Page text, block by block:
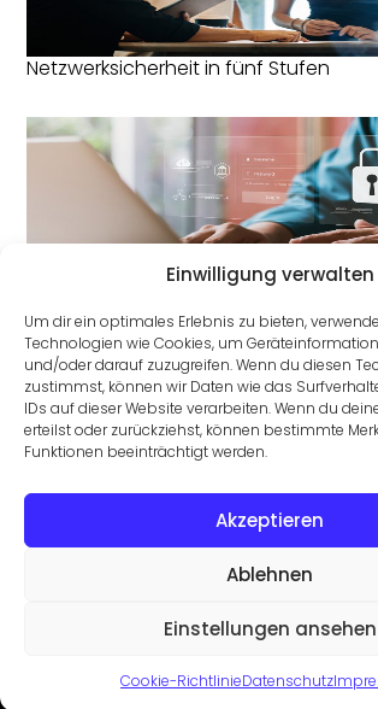
Einwilligung verwalten
Um dir ein optimales Erlebnis zu bieten,
Technologien wie Cookies, um
und/oder darauf zuzugreifen. Wenn du diesen
zustimmst, können wir Daten wie das
IDs auf dieser Website verarbeiten. Wenn du
erteilst oder zurückziehst, können bestimmte
Funktionen beeinträchtigt werden.
Akzeptieren
Ablehnen
Einstellungen ansehen
Cookie-RichtlinieDatenschutz
Netzwerksicherheit in fünf Stufen
5 Mythen über Security-by-Design im
4 Best Practices lindern das Update-
Datenschutz